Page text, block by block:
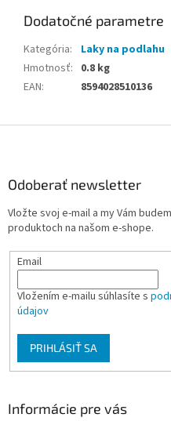
Dodatočné parametre
Kategória:
Laky na podlahu
Hmotnosť: 0.8 kg
EAN: 8594028510136
Odoberať newsletter
Vložte svoj e-mail a my Vám
produktoch na našom e-shope.
Email
Vložením e-mailu súhlasíte s
údajov
PRIHLÁSIŤ SA
Informácie pre vás